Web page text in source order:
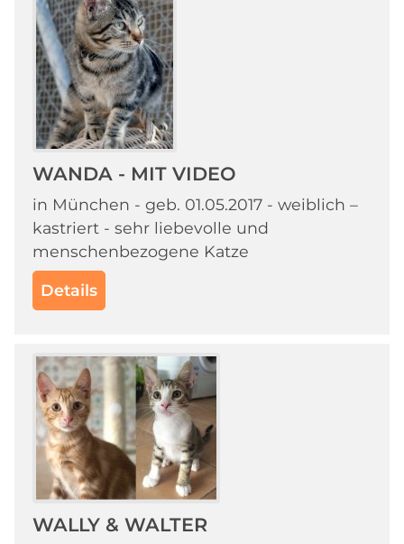
WANDA - MIT VIDEO
in München - geb. 01.05.2017 - weiblich –
kastriert - sehr liebevolle und
menschenbezogene Katze
Details
WALLY & WALTER